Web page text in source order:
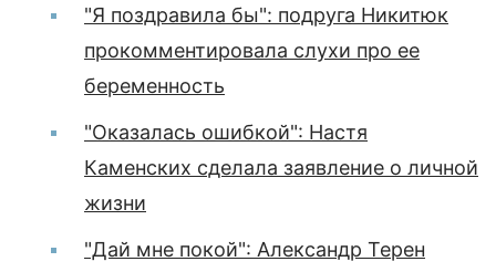
"Я поздравила бы": подруга Никитюк
прокомментировала слухи про ее
беременность
"Оказалась ошибкой": Настя
Каменских сделала заявление о личной
жизни
"Дай мне покой": Александр Терен